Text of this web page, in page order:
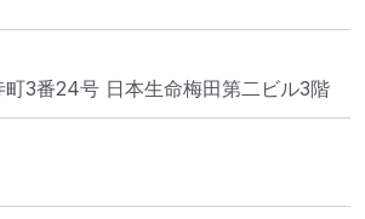
町3番24号 日本生命梅田第二ビル3階